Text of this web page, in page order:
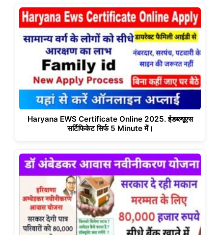
Haryana EWS Certificate Online 2025. ईडब्ल्यूएस
सर्टिफिकेट सिर्फ 5 Minute में।